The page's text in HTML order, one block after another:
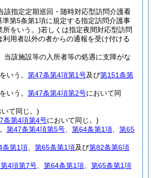
指定定期巡回・随時対応型訪問介護看
第5条第1項に規定する指定訪問介護事
所をいう。)若しくは指定夜間対応型訪問
利用者以外の者からの通報を受け付ける
該施設等の入所者等の処遇に支障がな
いう。 第47条第4項第1号及び第151条第
いう。 第47条第4項第2号において同
いて同じ。)
条第4項第4号において同じ。)
第47条第4項第5号 第64条第1項
第65
条第1項 第65条第1項及び第82条第6項
4項第7号 第64条第1項
第65条第1項